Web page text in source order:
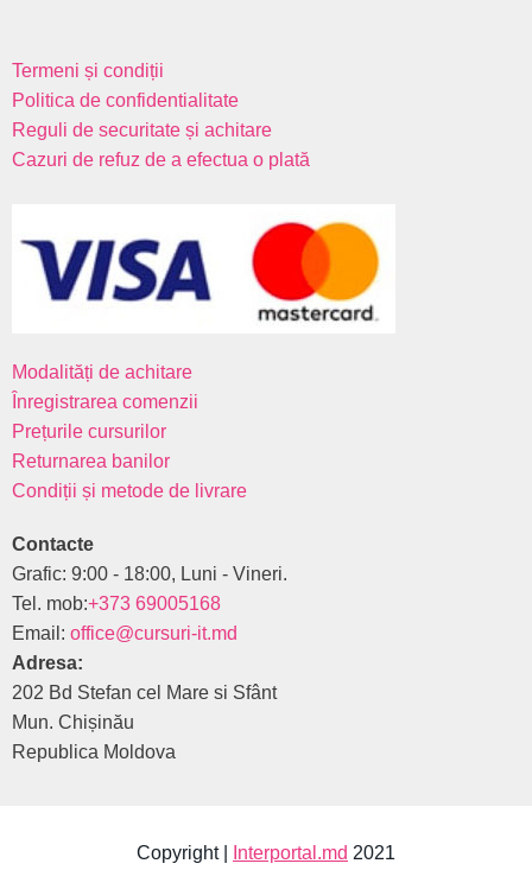
Termeni și condiții
Politica de confidentialitate
Reguli de securitate și achitare
Cazuri de refuz de a efectua o plată
Modalități de achitare
Înregistrarea comenzii
Prețurile cursurilor
Returnarea banilor
Condiții și metode de livrare
Contacte
Grafic: 9:00 - 18:00, Luni - Vineri.
Tel. mob:+373 69005168
Email: office@cursuri-it.md
Adresa:
202 Bd Stefan cel Mare si Sfânt
Mun. Chișinău
Republica Moldova
Copyright | Interportal.md 2021